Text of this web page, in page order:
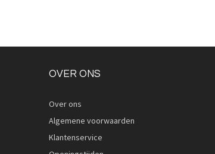
OVER ONS
Over ons
Algemene voorwaarden
Klantenservice